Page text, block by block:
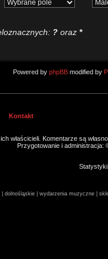
? oraz *
Powered by phpBB modified by
Kontakt
właścicieli. Komentarze są
Przygotowanie i administracja:
Statystyki:
| dolnośląskie | wydarzenia muzyczne |